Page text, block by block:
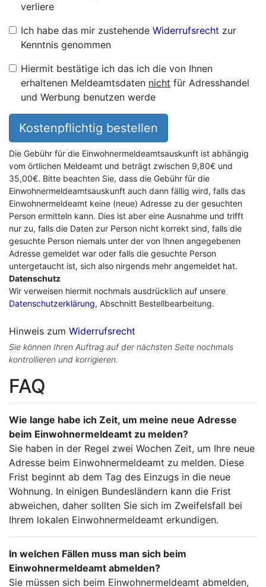
verliere
Ich habe das mir zustehende Widerrufsrecht zur
Kenntnis genommen
Hiermit bestätige ich das ich die von Ihnen
erhaltenen Meldeamtsdaten nicht für Adresshandel
und Werbung benutzen werde
Kostenpflichtig bestellen
Die Gebühr für die Einwohnermeldeamtsauskunft ist abhängig
vom örtlichen Meldeamt und beträgt zwischen 9,80€ und
35,00€. Bitte beachten Sie, dass die Gebühr für die
Einwohnermeldeamtsauskunft auch dann fällig wird, falls das
Einwohnermeldeamt keine (neue) Adresse zu der gesuchten
Person ermitteln kann. Dies ist aber eine Ausnahme und trifft
nur zu, falls die Daten zur Person nicht korrekt sind, falls die
gesuchte Person niemals unter der von Ihnen angegebenen
Adresse gemeldet war oder falls die gesuchte Person
untergetaucht ist, sich also nirgends mehr angemeldet hat.
Datenschutz
Wir verweisen hiermit nochmals ausdrücklich auf unsere
Datenschutzerklärung, Abschnitt Bestellbearbeitung.
Hinweis zum Widerrufsrecht
Sie können Ihren Auftrag auf der nächsten Seite nochmals
kontrollieren und korrigieren.
FAQ
Wie lange habe ich Zeit, um meine neue Adresse
beim Einwohnermeldeamt zu melden?
Sie haben in der Regel zwei Wochen Zeit, um Ihre neue
Adresse beim Einwohnermeldeamt zu melden. Diese
Frist beginnt ab dem Tag des Einzugs in die neue
Wohnung. In einigen Bundesländern kann die Frist
abweichen, daher sollten Sie sich im Zweifelsfall bei
Ihrem lokalen Einwohnermeldeamt erkundigen.
In welchen Fällen muss man sich beim
Einwohnermeldeamt abmelden?
Sie müssen sich beim Einwohnermeldeamt abmelden,